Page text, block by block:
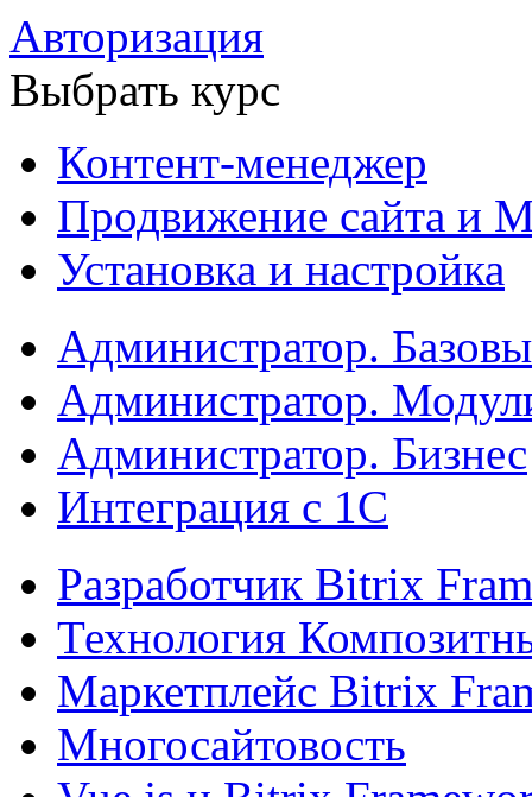
Авторизация
Выбрать курс
Контент-менеджер
Продвижение сайта и
Установка и настройка
Администратор.
Администратор.
Администратор. Бизнес
Интеграция с 1С
Разработчик Bitrix
Технология
Маркетплейс Bitrix
Многосайтовость